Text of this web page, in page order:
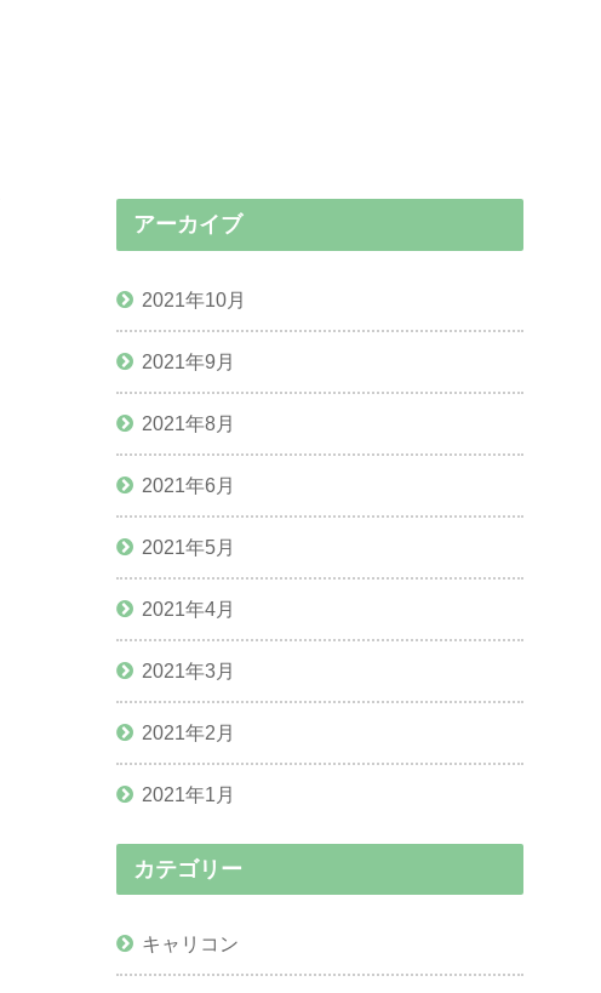
アーカイブ
2021年10月
2021年9月
2021年8月
2021年6月
2021年5月
2021年4月
2021年3月
2021年2月
2021年1月
カテゴリー
キャリコン